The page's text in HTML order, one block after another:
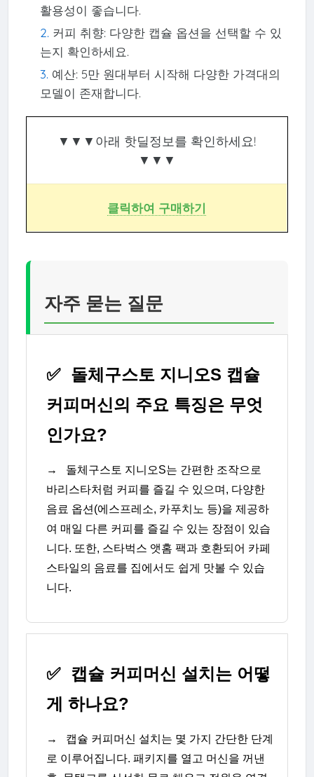
활용성이 좋습니다.
커피 취향: 다양한 캡슐 옵션을 선택할 수 있
는지 확인하세요.
예산: 5만 원대부터 시작해 다양한 가격대의
모델이 존재합니다.
▼▼▼아래 핫딜정보를 확인하세요!
▼▼▼
클릭하여 구매하기
자주 묻는 질문
✅ 돌체구스토 지니오S 캡슐
커피머신의 주요 특징은 무엇
인가요?
→
돌체구스토 지니오S는 간편한 조작으로
바리스타처럼 커피를 즐길 수 있으며, 다양한
음료 옵션(에스프레소, 카푸치노 등)을 제공하
여 매일 다른 커피를 즐길 수 있는 장점이 있습
니다. 또한, 스타벅스 앳홈 팩과 호환되어 카페
스타일의 음료를 집에서도 쉽게 맛볼 수 있습
니다.
✅ 캡슐 커피머신 설치는 어떻
게 하나요?
→
캡슐 커피머신 설치는 몇 가지 간단한 단계
로 이루어집니다. 패키지를 열고 머신을 꺼낸